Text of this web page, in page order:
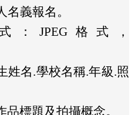
義報名。
：JPEG格式，
姓名.學校名稱.年級.照
標題及拍攝概念。